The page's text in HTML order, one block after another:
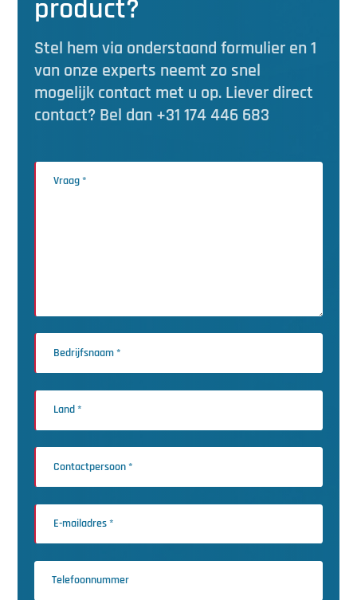
product?
Stel hem via onderstaand formulier en 1
van onze experts neemt zo snel
mogelijk contact met u op. Liever direct
contact? Bel dan +31 174 446 683